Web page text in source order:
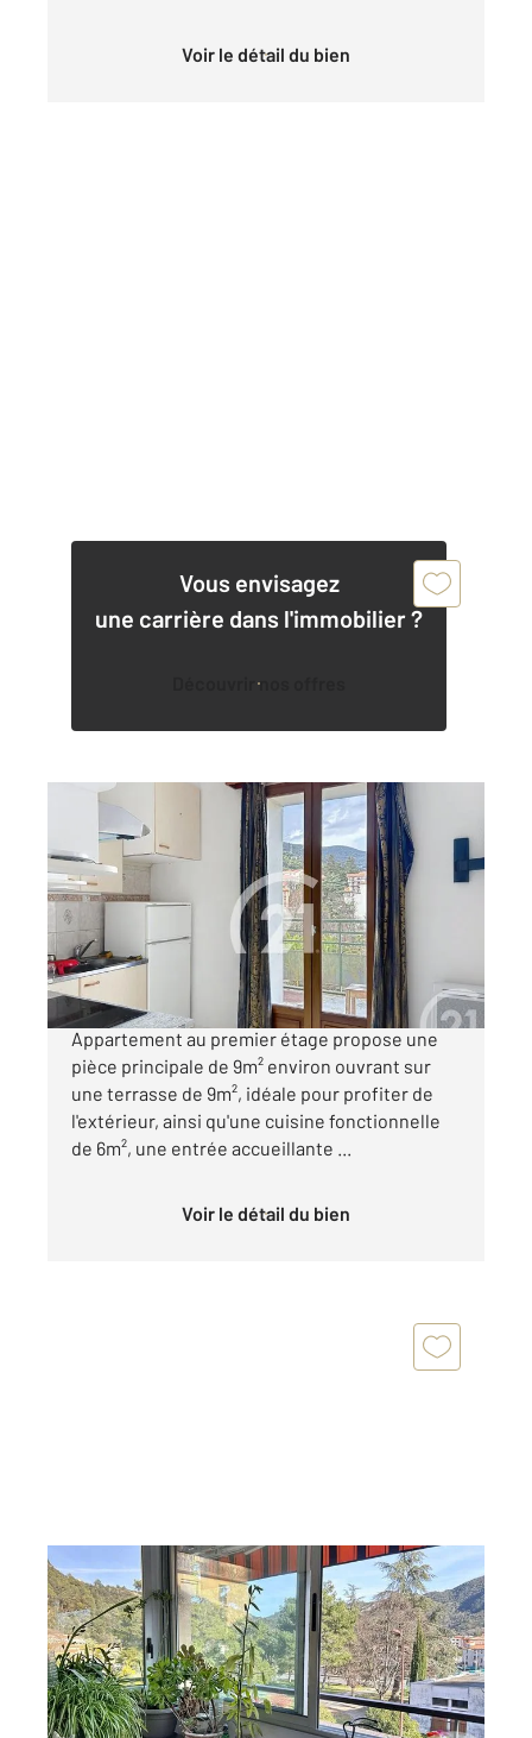
Voir le détail du bien
Vous envisagez
une carrière dans l'immobilier ?
Découvrir nos offres
AMELIE LES BAINS PALALDA 66
19,36 m2, 1 pièce
Ref : 10679
Appartement Studio à vendre
31 500 €
En plein cœur d'AmélielesBains, ce charmant
Appartement au premier étage propose une
pièce principale de 9m² environ ouvrant sur
une terrasse de 9m², idéale pour profiter de
l'extérieur, ainsi qu'une cuisine fonctionnelle
de 6m², une entrée accueillante ...
Voir le détail du bien
AMELIE LES BAINS PALALDA 66
66,40 m2, 3 pièces
Ref : 10668
Appartement F3 à vendre
140 000 €